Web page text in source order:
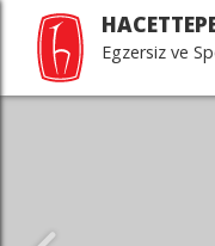
Egzersiz ve